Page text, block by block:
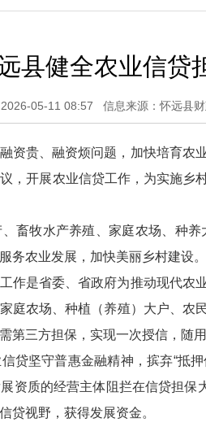
县健全农业信贷
05-11 08:57 信息来源：怀远县
资贵、融资烦问题，加快培育
，开展农业信贷工作，为实施
畜牧水产养殖、家庭农场、种
务农业发展，加快美丽乡村建设。
作是省委、省政府为推动现代
庭农场、种植（养殖）大户、
第三方担保，实现一次授信，随
贷坚守普惠金融精神，摈弃“抵
资质的经营主体阻拦在信贷担
贷视野，获得发展资金。